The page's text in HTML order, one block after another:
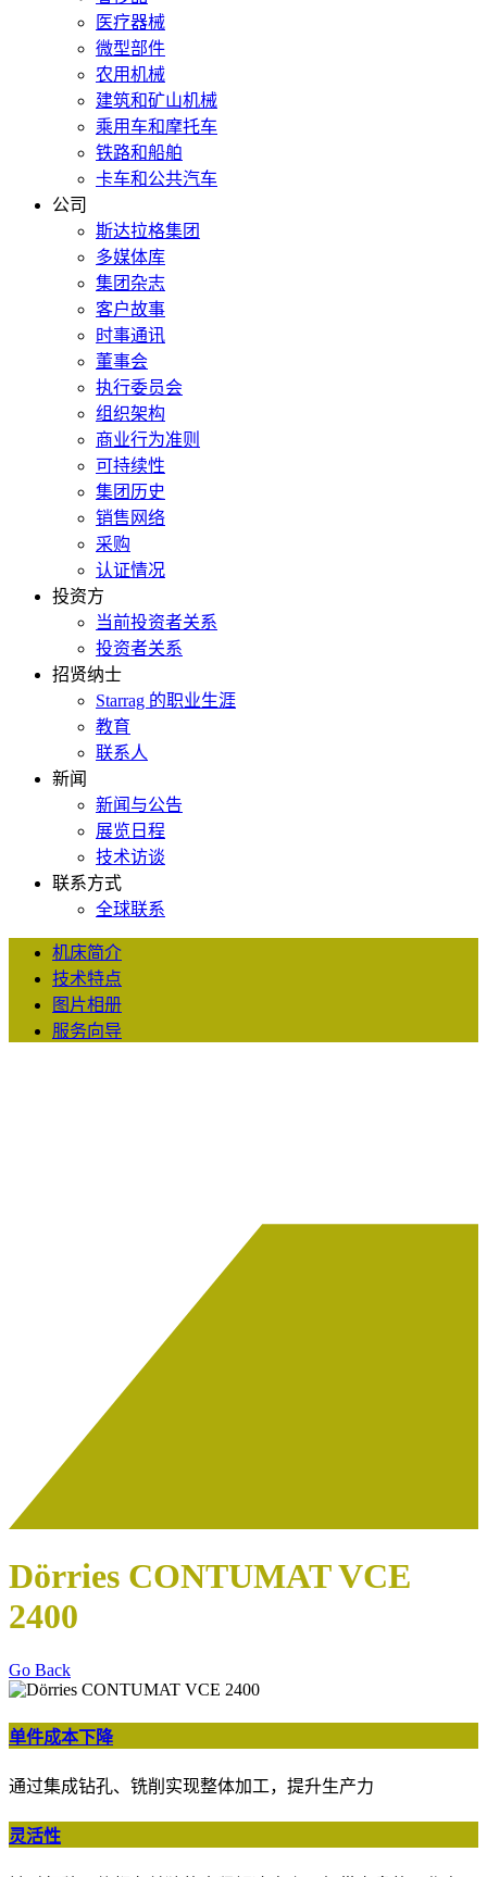
医疗器械
微型部件
农用机械
建筑和矿山机械
乘用车和摩托车
铁路和船舶
卡车和公共汽车
公司
斯达拉格集团
多媒体库
集团杂志
客户故事
时事通讯
董事会
执行委员会
组织架构
商业行为准则
可持续性
集团历史
销售网络
采购
认证情况
投资方
当前投资者关系
投资者关系
招贤纳士
Starrag 的职业生涯
教育
联系人
新闻
新闻与公告
展览日程
技术访谈
联系方式
全球联系
机床简介
技术特点
图片相册
服务向导
Dörries CONTUMAT VCE
2400
Go Back
单件成本下降
通过集成钻孔、铣削实现整体加工，提升生产力
灵活性